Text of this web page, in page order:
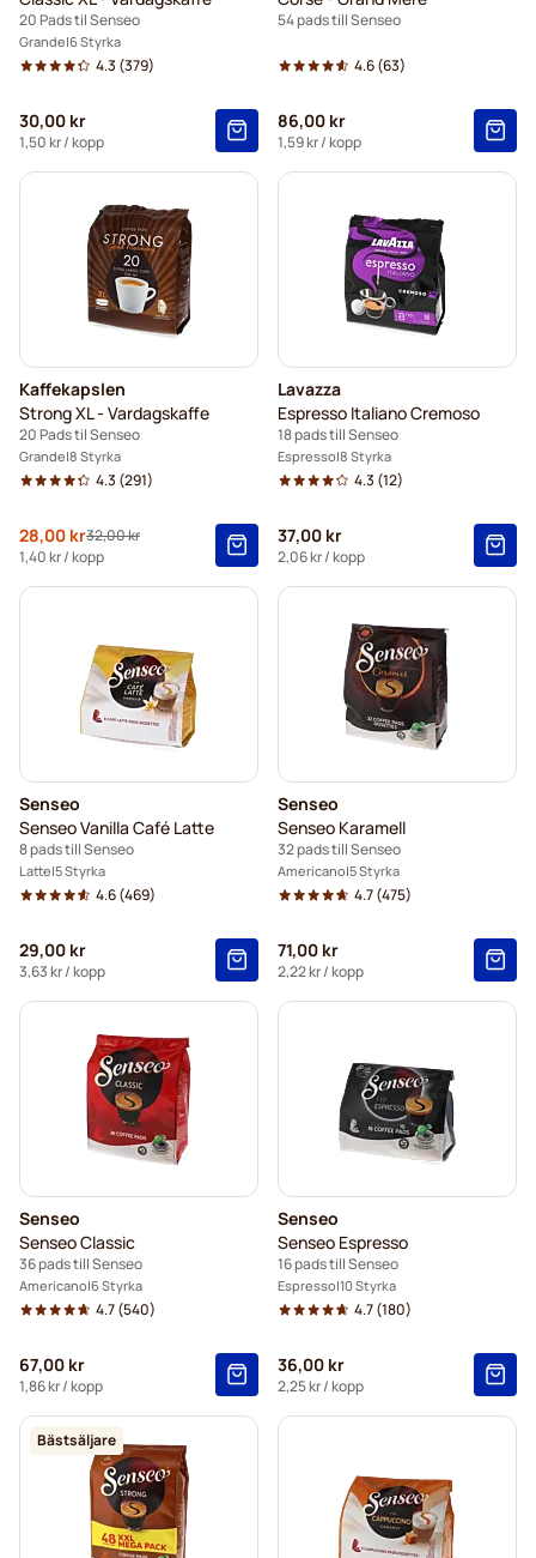
20 Pads til Senseo
Grande 6 Styrka
4.3 (379)
30,00 kr
1,50 kr/ kopp
54 pads till Senseo
4.6(63)
86,00 kr
1,59 kr/ kopp
Kaffekapslen
Strong XL - Vardagskaffe
20 Pads til Senseo
Grande 8 Styrka
4.3 (291)
Specialpris
28,00 krOrdinarie pris
32,00 kr
1,40 kr/ kopp
Lavazza
Espresso Italiano Cremoso
18 pads till Senseo
Espresso 8 Styrka
4.3 (12)
37,00 kr
2,06 kr/ kopp
Senseo
Senseo Vanilla Café Latte
8 pads till Senseo
Latte 5 Styrka
4.6(469)
29,00 kr
3,63 kr/ kopp
Senseo
Senseo Karamell
32 pads till Senseo
Americano 5 Styrka
4.7(475)
71,00 kr
2,22 kr/ kopp
Senseo
Senseo Classic
36 pads till Senseo
Americano 6 Styrka
4.7(540)
67,00 kr
1,86 kr/ kopp
Senseo
Senseo Espresso
16 pads till Senseo
Espresso 10 Styrka
4.7(180)
36,00 kr
2,25 kr/ kopp
Bästsäljare